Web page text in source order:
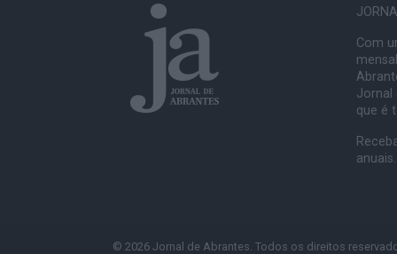
Com
Jornal
que é
anuais.
© 2026 Jornal de Abrantes. Todos os direitos